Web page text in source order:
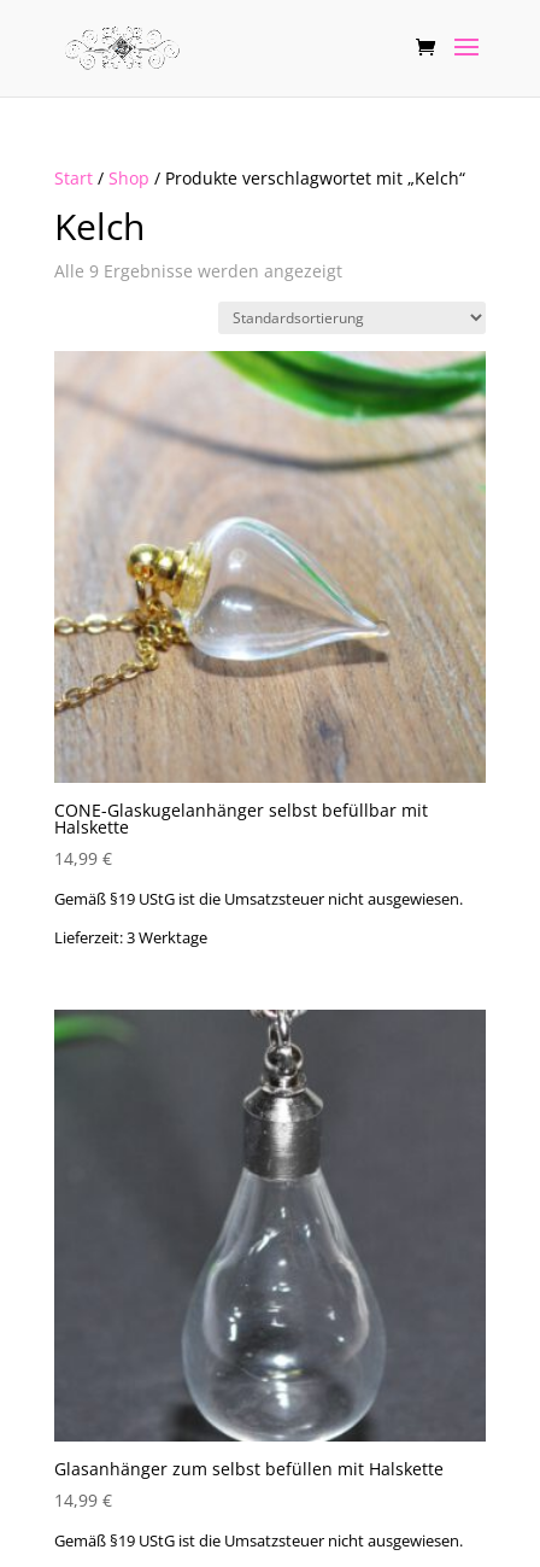
Start/ Shop / Produkte verschlagwortet mit „Kelch“
Kelch
Alle 9 Ergebnisse werden angezeigt
CONE-Glaskugelanhänger selbst befüllbar mit
Halskette
14,99 €
Gemäß §19 UStG ist die Umsatzsteuer nicht ausgewiesen.
Lieferzeit:3 Werktage
Glasanhänger zum selbst befüllen mit Halskette
14,99 €
Gemäß §19 UStG ist die Umsatzsteuer nicht ausgewiesen.